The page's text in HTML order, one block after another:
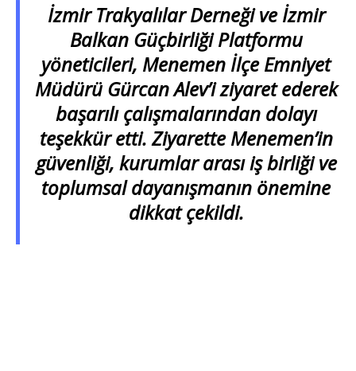
İzmir Trakyalılar Derneği ve İzmir
Balkan Güçbirliği Platformu
yöneticileri, Menemen İlçe Emniyet
Müdürü Gürcan Alev’i ziyaret ederek
başarılı çalışmalarından dolayı
teşekkür etti. Ziyarette Menemen’in
güvenliği, kurumlar arası iş birliği ve
toplumsal dayanışmanın önemine
dikkat çekildi.